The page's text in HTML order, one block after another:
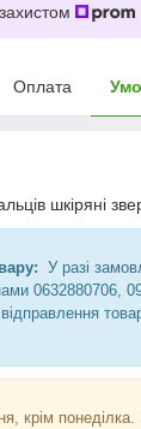
Оплата
шкіряні
У разі
0632880706,
крім понеділка.